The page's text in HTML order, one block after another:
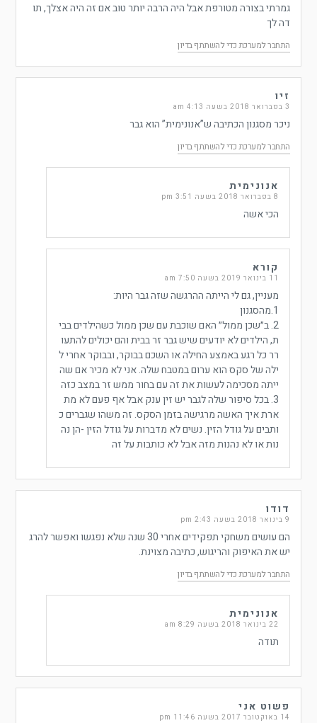
גמרתי בצורה מטורפת אבל היה הרבה יותר טוב אם זה היה אצלך, תו
דה לך
התחבר למערכת כדי להשתתף בדיון
זיו
3 בפברואר 2018 בשעה 4:13 am
ניכר מסגנון הכתיבה ש”אנונימית” הוא גבר
התחבר למערכת כדי להשתתף בדיון
אנונימית
8 בפברואר 2018 בשעה 3:51 pm
הכי אשה
קורא
11 בינואר 2019 בשעה 7:50 am
מעניין, גם לי הייתה ההרגשה שזה גבר היות:
1.מהסגנון
2. ב״שכן ממול״ האם שוכבת עם שכן ממול כשהילדים בבי
ת, הילדים לא יודעים שיש גבר זר בבית והם יכולים להתעו
רר כל רגע באמצע החילה או השכם בבוקר, ובבוקר אחרי ל
ילה של סקס הוא ערום במטבח שלה. אני לא מכיר אם שה
ייתה מסכימה לעשות את זה עם בחור ממש זר במצב כזה
3. בכל סיפור שלה לגבר יש זין ענק אבל אף פעם לא מת
ארת איך האשה מרגישה בזמן הסקס. זה משהו שגברים כ
ותבים על גודל הזין. נשים לא מדברות על גודל הזין -הן נה
נות או לא נהנות מזה אבל לא כותבות על זה
דודו
9 בינואר 2018 בשעה 2:43 pm
הם עושים משחקי תפקידים אחרי 30 שנה שלא נפגשו ואפשר להרג
יש את האיפוק והריגוש, כתיבה מצוינת.
התחבר למערכת כדי להשתתף בדיון
אנונימית
22 בינואר 2018 בשעה 8:29 am
תודה
פשוט אני
14 באוקטובר 2017 בשעה 11:46 pm